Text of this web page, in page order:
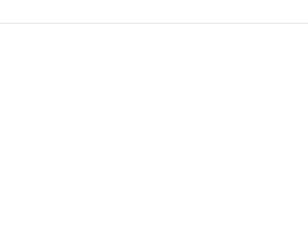
raket in de ruimte
gaat op 11 juli de ruimte in